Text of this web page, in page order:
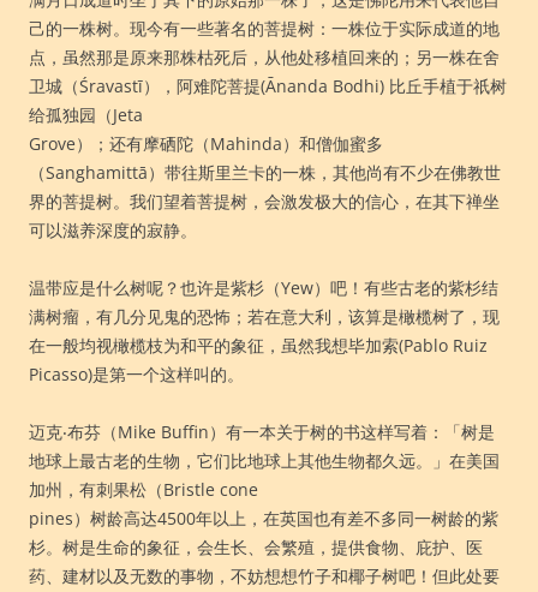
己的一株树。现今有一些著名的菩提树：一株位于实际成道的地
点，虽然那是原来那株枯死后，从他处移植回来的；另一株在舍
卫城（Śravastī），阿难陀菩提(Ānanda Bodhi) 比丘手植于祇树
给孤独园（Jeta
Grove）；还有摩硒陀（Mahinda）和僧伽蜜多
（Sanghamittā）带往斯里兰卡的一株，其他尚有不少在佛教世
界的菩提树。我们望着菩提树，会激发极大的信心，在其下禅坐
可以滋养深度的寂静。
温带应是什么树呢？也许是紫杉（Yew）吧！有些古老的紫杉结
满树瘤，有几分见鬼的恐怖；若在意大利，该算是橄榄树了，现
在一般均视橄榄枝为和平的象征，虽然我想毕加索(Pablo Ruiz
Picasso)是第一个这样叫的。
迈克‧布芬（Mike Buffin）有一本关于树的书这样写着：「树是
地球上最古老的生物，它们比地球上其他生物都久远。」在美国
加州，有刺果松（Bristle cone
pines）树龄高达4500年以上，在英国也有差不多同一树龄的紫
杉。树是生命的象征，会生长、会繁殖，提供食物、庇护、医
药、建材以及无数的事物，不妨想想竹子和椰子树吧！但此处要